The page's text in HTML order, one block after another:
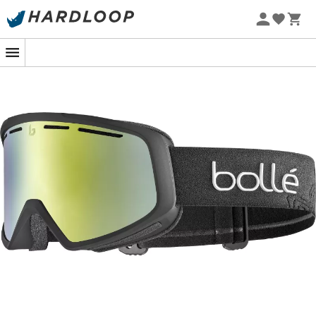
Promos d'été 🔥 -5 % EXTRA dès 2 produits* code Summer5
-5% Extra - Code Summer5
Black Chrome- Catégorie 3 - VLT 11 % - Base de la
teinte : Ambre - Ecran en Polycarbonate Cat.3 pour
Rose Gold- Catégorie 2 - VLT 28 % - Base de la
teinte : Rose - Ecran en Polycarbonate Cat.2 pour
une météo mitigée - La teinte de base rose
optimise la définition des couleurs et la profondeur
- Catégorie 2 - VLT 22 % - Base de la teinte :
Ambre - Ecran en Polycarbonate Cat.2 pour une
météo mitigée - La teinte de base ambre filtre la
lumière jaune pour un confort optimal